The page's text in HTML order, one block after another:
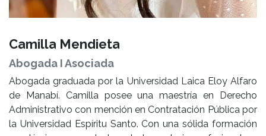
Camilla Mendieta
Abogada I Asociada
Abogada graduada por la Universidad Laica Eloy Alfaro
de Manabí. Camilla posee una maestría en Derecho
Administrativo con mención en Contratación Pública por
la Universidad Espíritu Santo. Con una sólida formación